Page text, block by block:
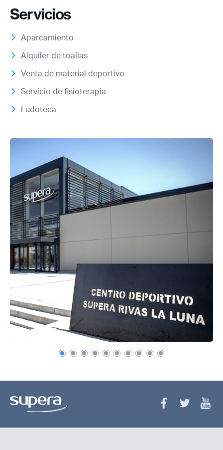
Acceso socios
Recuerda mis claves
¿Ya eres socio pero no
estas registrado?
Servicios
Aparcamiento
Alquiler de toallas
Venta de material deportivo
Servicio de fisioterapia
Ludoteca